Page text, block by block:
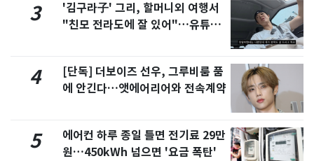
3
'김구라子' 그리, 할머니외 여행서
"친모 전라도에 잘 있어"…유튜브
4
[단독] 더보이즈 선우, 그루비룸 품
에 안긴다…앳에어리어와 전속계약
5
에어컨 하루 종일 틀면 전기료 29만
원…450kWh 넘으면 '요금 폭탄'